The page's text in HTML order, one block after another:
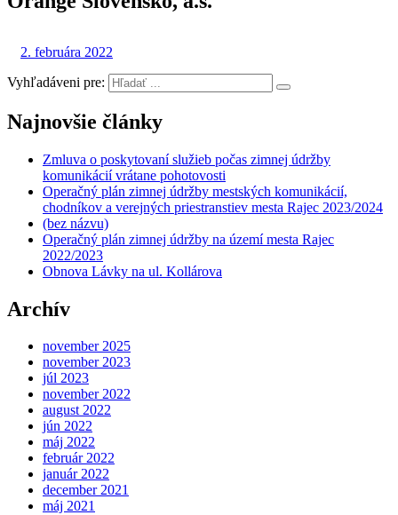
2. februára 2022
Vyhľadáveni pre:
Najnovšie články
Zmluva o poskytovaní služieb počas zimnej údržby
komunikácií vrátane pohotovosti
Operačný plán zimnej údržby mestských komunikácií,
chodníkov a verejných priestranstiev mesta Rajec 2023/2024
(bez názvu)
Operačný plán zimnej údržby na území mesta Rajec
2022/2023
Obnova Lávky na ul. Kollárova
Archív
november 2025
november 2023
júl 2023
november 2022
august 2022
jún 2022
máj 2022
február 2022
január 2022
december 2021
máj 2021